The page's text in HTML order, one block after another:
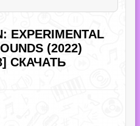
EXPERIMENTAL
(2022)
СКАЧАТЬ